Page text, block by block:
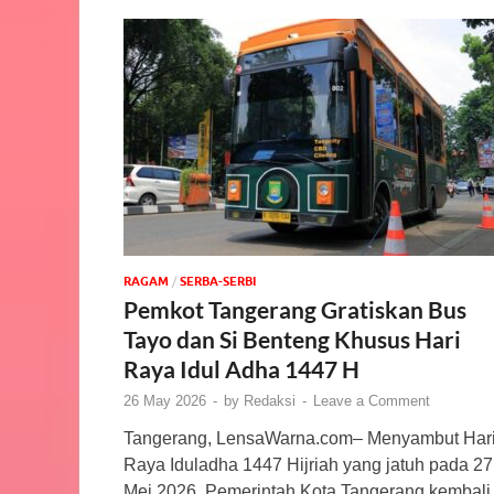
‎RAGAM / SERBA-SERBI
Pemkot Tangerang Gratiskan Bus
Tayo dan Si Benteng Khusus Hari
Raya Idul Adha 1447 H
26 May 2026 - by Redaksi - Leave a Comment
Tangerang, LensaWarna.com– Menyambut
Raya Iduladha 1447 Hijriah yang jatuh pada 27